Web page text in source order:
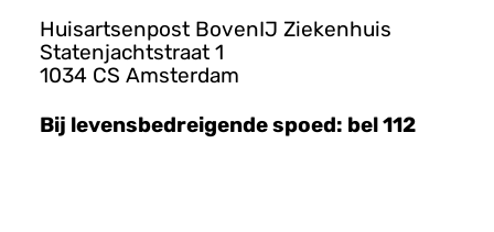
Huisartsenpost BovenIJ Ziekenhuis
Statenjachtstraat 1
1034 CS Amsterdam
Bij levensbedreigende spoed: bel 112